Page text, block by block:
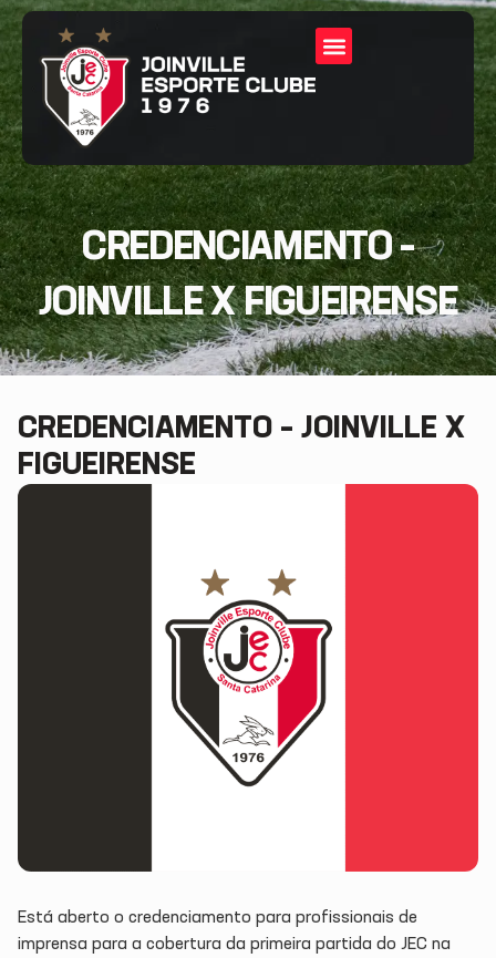
CREDENCIAMENTO –
JOINVILLE X FIGUEIRENSE
CREDENCIAMENTO – JOINVILLE X
FIGUEIRENSE
Está aberto o credenciamento para profissionais de
imprensa para a cobertura da primeira partida do JEC na